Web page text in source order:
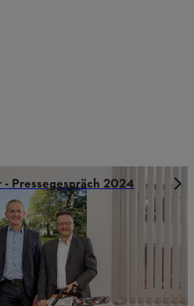
Pressegespräch 2024